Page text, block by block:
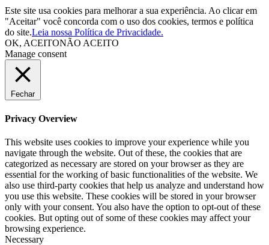
Este site usa cookies para melhorar a sua experiência. Ao clicar em
"Aceitar" você concorda com o uso dos cookies, termos e política
do site.Leia nossa Política de Privacidade.
OK, ACEITONÃO ACEITO
Manage consent
Fechar
Privacy Overview
This website uses cookies to improve your experience while you
navigate through the website. Out of these, the cookies that are
categorized as necessary are stored on your browser as they are
essential for the working of basic functionalities of the website. We
also use third-party cookies that help us analyze and understand how
you use this website. These cookies will be stored in your browser
only with your consent. You also have the option to opt-out of these
cookies. But opting out of some of these cookies may affect your
browsing experience.
Necessary